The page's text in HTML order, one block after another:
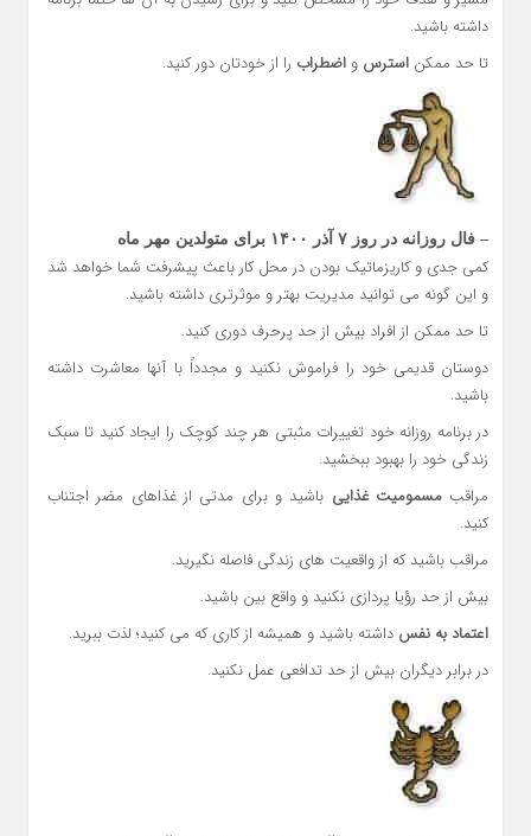
داشته باشید.
تا حد ممکن استرس و اضطراب را از خودتان دور کنید.
– فال روزانه در روز ۷ آذر ۱۴۰۰ برای متولدین مهر ماه
کمی جدی و کاریزماتیک بودن در محل کار باعث پیشرفت شما خواهد شد
و این گونه می توانید مدیریت بهتر و موثرتری داشته باشید.
تا حد ممکن از افراد بیش از حد پرحرف دوری کنید.
دوستان قدیمی خود را فراموش نکنید و مجدداً با آنها معاشرت داشته
باشید.
در برنامه روزانه خود تغییرات مثبتی هر چند کوچک را ایجاد کنید تا سبک
زندگی خود را بهبود ببخشید.
مراقبمسمومیت غذایی باشید و برای مدتی از غذاهای مضر اجتناب
کنید.
مراقب باشید که از واقعیت های زندگی فاصله نگیرید.
بیش از حد رؤیا پردازی نکنید و واقع بین باشید.
اعتماد به نفس داشته باشید و همیشه از کاری که می کنید؛ لذت ببرید.
در برابر دیگران بیش از حد تدافعی عمل نکنید.